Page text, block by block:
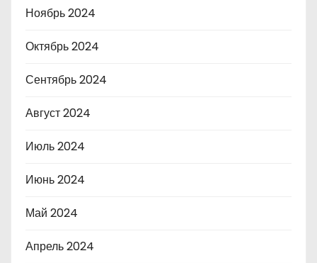
Ноябрь 2024
Октябрь 2024
Сентябрь 2024
Август 2024
Июль 2024
Июнь 2024
Май 2024
Апрель 2024